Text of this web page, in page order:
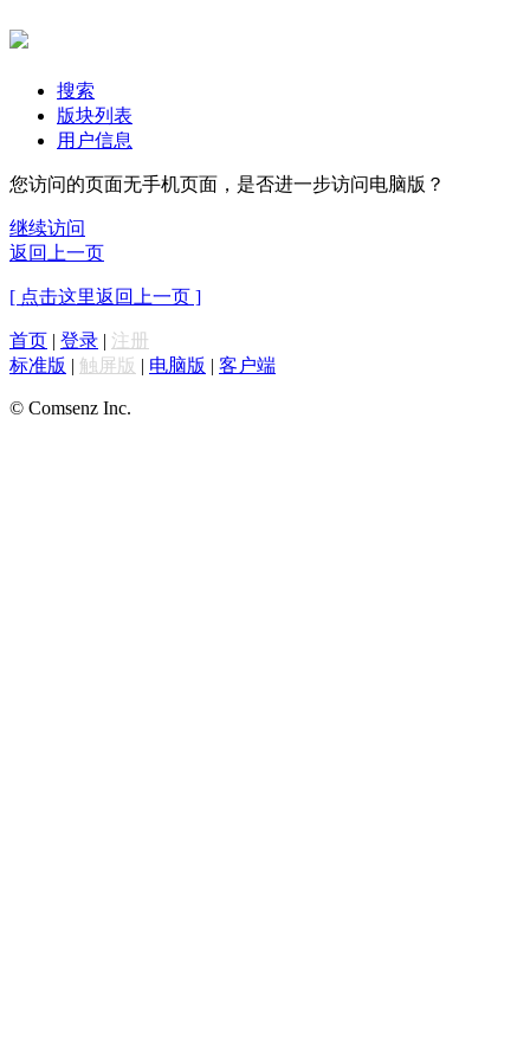
搜索
版块列表
用户信息
您访问的页面无手机页面，是否进一步访问电脑版？
继续访问
返回上一页
[ 点击这里返回上一页 ]
首页 | 登录 | 注册
标准版 | 触屏版 | 电脑版 | 客户端
© Comsenz Inc.